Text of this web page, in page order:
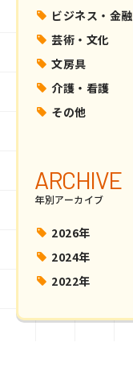
ビジネス・金融
芸術・文化
文房具
介護・看護
その他
ARCHIVE
年別アーカイブ
2026年
2024年
2022年